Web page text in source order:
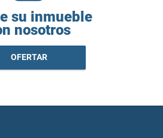
su inmueble
nosotros
OFERTAR